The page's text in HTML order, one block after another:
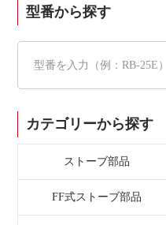
型番から探す
カテゴリーから探す
ストーブ部品
FF式ストーブ部品